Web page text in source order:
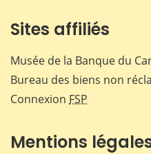
Sites affiliés
Musée de la Banque du
Bureau des biens non
Connexion FSP
Mentions